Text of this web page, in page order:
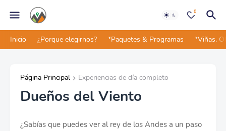
0
Inicio ¿Porque elegirnos? *Paquetes & Programas *Viñas,
Página Principal Experiencias de día completo
Dueños del Viento
¿Sabías que puedes ver al rey de los Andes a un paso